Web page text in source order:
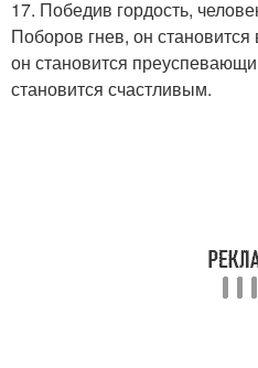
17. Победив гордость,
Поборов гнев, он
он становится
становится счастливым.